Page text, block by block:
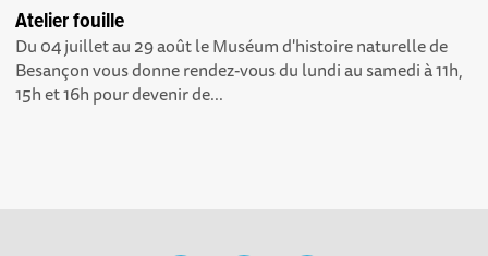
Atelier fouille
Du 04 juillet au 29 août le Muséum d'histoire naturelle de
Besançon vous donne rendez-vous du lundi au samedi à 11h,
15h et 16h pour devenir de...